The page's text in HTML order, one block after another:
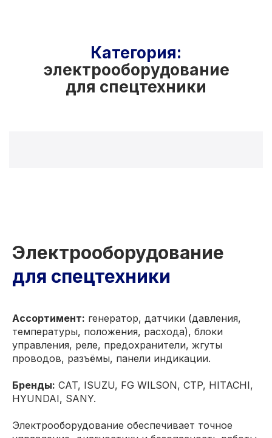
Категория:
электрооборудование
для спецтехники
Электрооборудование
для спецтехники
Ассортимент: генератор, датчики (давления,
температуры, положения, расхода), блоки
управления, реле, предохранители, жгуты
проводов, разъёмы, панели индикации.
Бренды: CAT, ISUZU, FG WILSON, CTP, HITACHI,
HYUNDAI, SANY.
Электрооборудование обеспечивает точное